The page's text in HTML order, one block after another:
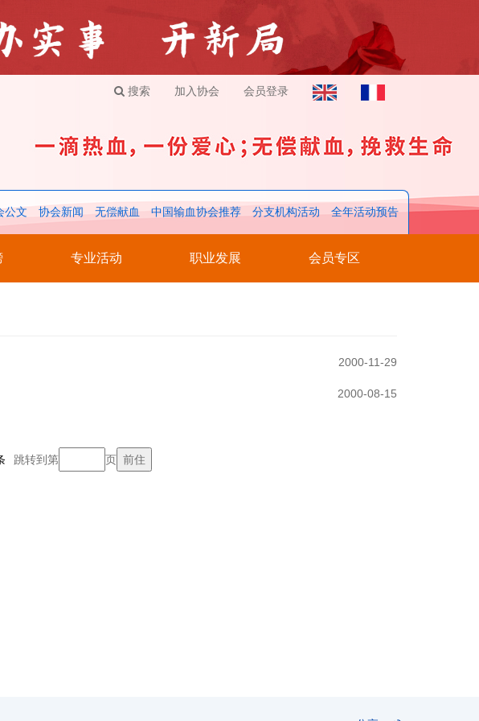
搜索 加入协会 会员登录
公文 协会新闻 无偿献血 中国输血协会推荐 分支机构活动 全年活动预告
专业活动 职业发展 会员专区
2000-11-29
2000-08-15
跳转到第 页